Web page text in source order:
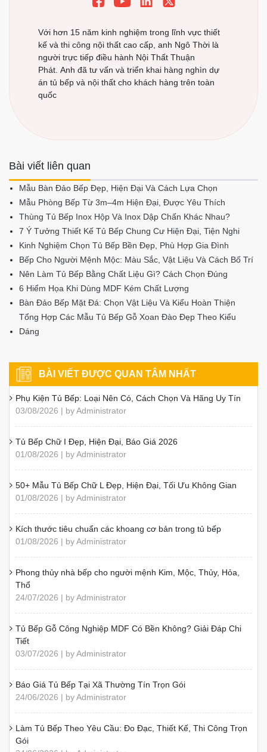
Với hơn 15 năm kinh nghiệm trong lĩnh vực thiết
kế và thi công nội thất cao cấp, anh Ngô Thời là
người trực tiếp điều hành Nội Thất Thuận
Phát. Anh đã tư vấn và triển khai hàng nghìn dự
án tủ bếp và nội thất cho khách hàng trên toàn
quốc
Bài viết liên quan
Mẫu Bàn Đảo Bếp Đẹp, Hiện Đại Và Cách Lựa Chọn
Mẫu Phòng Bếp Từ 3m–4m Hiện Đại, Được Yêu Thích
Thùng Tủ Bếp Inox Hộp Và Inox Dập Chấn Khác Nhau?
7 Ý Tưởng Thiết Kế Tủ Bếp Chung Cư Hiện Đại, Tiện Nghi
Kinh Nghiệm Chọn Tủ Bếp Bền Đẹp, Phù Hợp Gia Đình
Bếp Cho Người Mệnh Mộc: Màu Sắc, Vật Liệu Và Cách Bố Trí
Nên Làm Tủ Bếp Bằng Chất Liệu Gì? Cách Chọn Đúng
6 Hiểm Họa Khi Dùng MDF Kém Chất Lượng
Bàn Đảo Bếp Mặt Đá: Chọn Vật Liệu Và Kiểu Hoàn Thiện
Tổng Hợp Các Mẫu Tủ Bếp Gỗ Xoan Đào Đẹp Theo Kiểu
Dáng
BÀI VIẾT ĐƯỢC QUAN TÂM NHẤT
Phụ Kiện Tủ Bếp: Loại Nên Có, Cách Chọn Và Hãng Uy Tín
03/08/2026 | by Administrator
Tủ Bếp Chữ I Đẹp, Hiện Đại, Báo Giá 2026
01/08/2026 | by Administrator
50+ Mẫu Tủ Bếp Chữ L Đẹp, Hiện Đại, Tối Ưu Không Gian
01/08/2026 | by Administrator
Kích thước tiêu chuẩn các khoang cơ bản trong tủ bếp
01/08/2026 | by Administrator
Phong thủy nhà bếp cho người mệnh Kim, Mộc, Thủy, Hỏa,
Thổ
24/07/2026 | by Administrator
Tủ Bếp Gỗ Công Nghiệp MDF Có Bền Không? Giải Đáp Chi
Tiết
03/07/2026 | by Administrator
Báo Giá Tủ Bếp Tại Xã Thường Tín Trọn Gói
24/06/2026 | by Administrator
Làm Tủ Bếp Theo Yêu Cầu: Đo Đạc, Thiết Kế, Thi Công Trọn
Gói